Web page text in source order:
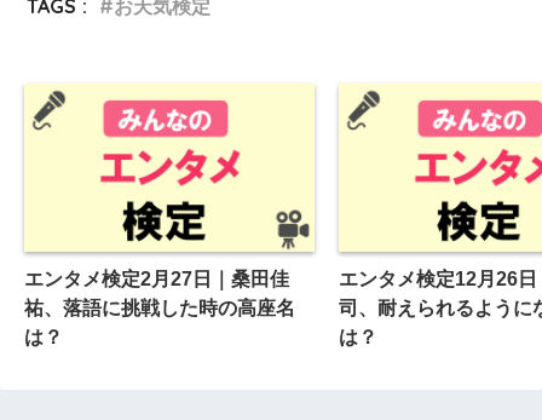
TAGS : お天気検定
エンタメ検定2月27日｜桑田佳
祐、落語に挑戦した時の高座名
は？
エンタメ検定12月26
司、耐えられるように
は？